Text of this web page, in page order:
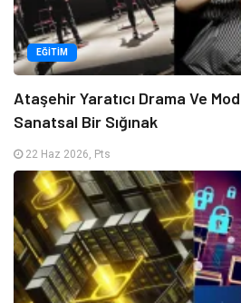
EĞITIM
Ataşehir Yaratıcı Drama Ve
Sanatsal Bir Sığınak
22 Haz 2026, Pts